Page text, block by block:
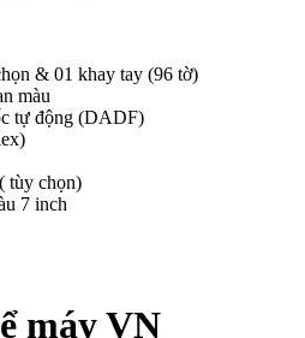
& 01 khay tay (96 tờ)
màu
tự động (DADF)
tùy chọn)
7 inch
máy VN